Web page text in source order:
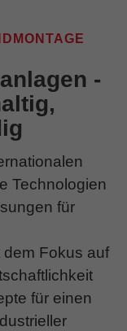
-
Technologien
für
dem Fokus auf
für einen